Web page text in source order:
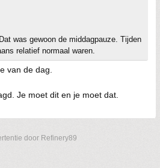
was gewoon de middagpauze. Tijden
relatief normaal waren.
van de dag.
Je moet dit en je moet dat.
door Refinery89